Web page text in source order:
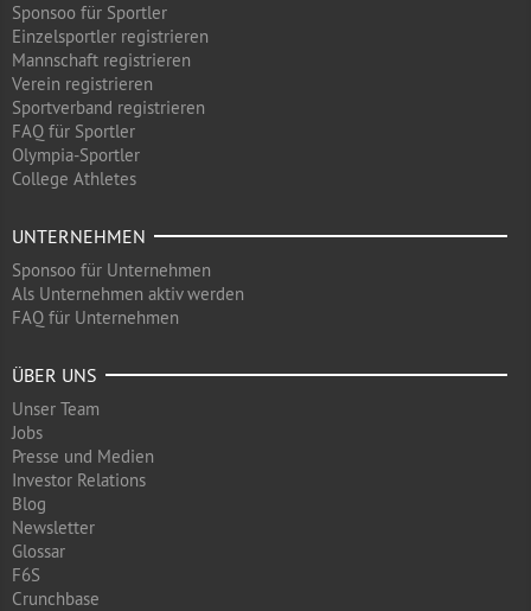
Sponsoo für Sportler
Einzelsportler registrieren
Mannschaft registrieren
Verein registrieren
Sportverband registrieren
FAQ für Sportler
Olympia-Sportler
College Athletes
UNTERNEHMEN
Sponsoo für Unternehmen
Als Unternehmen aktiv werden
FAQ für Unternehmen
ÜBER UNS
Unser Team
Jobs
Presse und Medien
Investor Relations
Blog
Newsletter
Glossar
F6S
Crunchbase